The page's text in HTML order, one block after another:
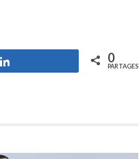
0
PARTAGES